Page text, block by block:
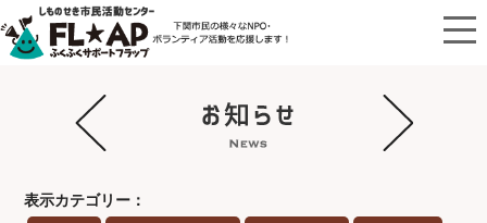
表示カテゴリー：